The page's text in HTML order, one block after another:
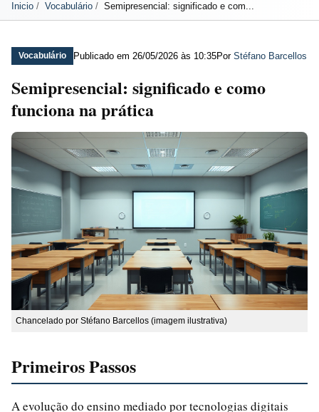
Inicio Vocabulário Semipresencial: significado e com...
Vocabulário Publicado em 26/05/2026 às 10:35Por Stéfano Barcellos
Semipresencial: significado e como
funciona na prática
Chancelado por Stéfano Barcellos (imagem ilustrativa)
Primeiros Passos
A evolução do ensino mediado por tecnologias digitais